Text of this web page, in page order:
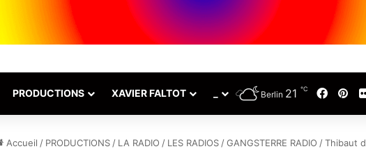
PRODUCTIONS XAVIER FALTOT Berlin 21 ℃
Accueil / PRODUCTIONS / LA RADIO / LES RADIOS /GANGSTERRE RADIO /Thibaut